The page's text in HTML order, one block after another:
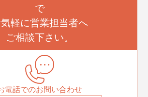
で
軽に営業担当者へ
ご相談下さい。
電話でのお問い合わせ